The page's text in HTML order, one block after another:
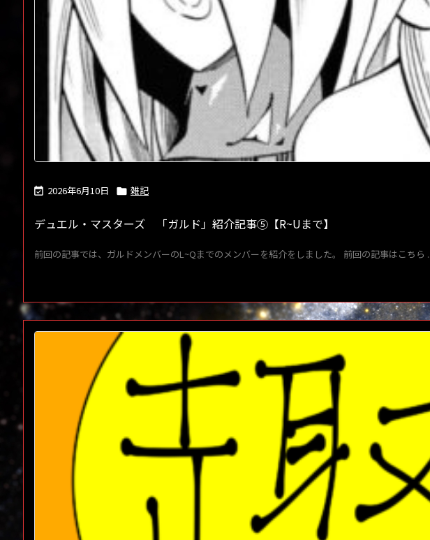
 2026年6月10日  雑記
デュエル・マスターズ 「ガルド」紹介記事⑤【R~Uまで】
前回の記事では、ガルドメンバーのL~Qまでのメンバーを紹介をしました。 前回の記事はこちら